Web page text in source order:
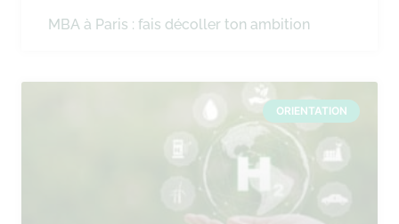
MBA à Paris : fais décoller ton ambition
ORIENTATION